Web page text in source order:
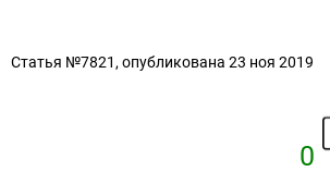
Статья №7821, опубликована 23 ноя 2019
0